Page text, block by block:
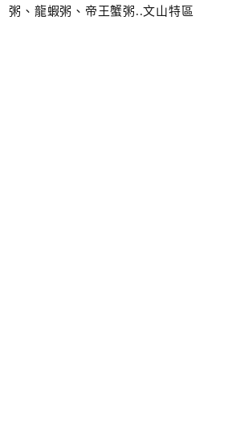
粥、龍蝦粥、帝王蟹粥..文山特區